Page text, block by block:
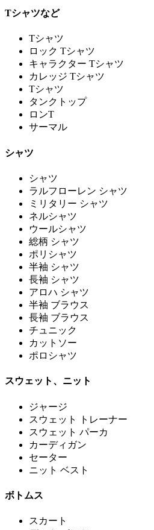
Tシャツなど
Tシャツ
ロック Tシャツ
キャラクター Tシャツ
カレッジ Tシャツ
Tシャツ
タンクトップ
ロンT
サーマル
シャツ
シャツ
ラルフローレン シャツ
ミリタリー シャツ
ネルシャツ
ウールシャツ
総柄 シャツ
ポリシャツ
半袖 シャツ
長袖 シャツ
アロハ シャツ
半袖 ブラウス
長袖 ブラウス
チュニック
カットソー
ポロシャツ
スウェット、ニット
ジャージ
スウェット トレーナー
スウェット パーカ
カーディガン
セーター
ニット ベスト
ボトムス
スカート